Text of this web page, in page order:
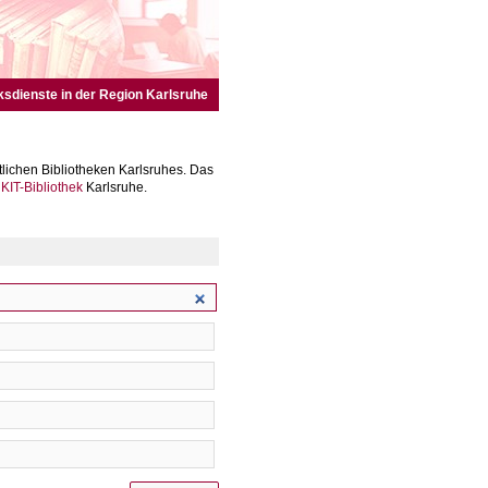
in der Region Karlsruhe
Bibliotheken Karlsruhes. Das
KIT-Bibliothek Karlsruhe.